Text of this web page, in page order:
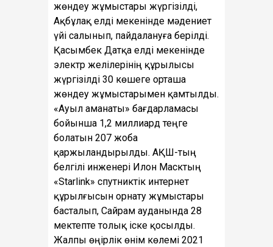
жөндеу жұмыстары жүргізілді,
Ақбұлақ елді мекенінде мәдениет
үйі салынып, пайдалануға берілді.
Қасымбек Датқа елді мекенінде
электр желілерінің құрылысы
жүргізілді 30 көшеге орташа
жөндеу жұмыстарымен қамтылды.
«Ауыл аманаты» бағдарламасы
бойынша 1,2 миллиард теңге
болатын 207 жоба
қаржыландырылды. АҚШ-тың
белгілі инженері Илон Масктың
«Starlink» спутниктік интернет
құрылғысын орнату жұмыстары
басталып, Сайрам ауданында 28
мектепте толық іске қосылды.
Жалпы өңірлік өнім көлемі 2021